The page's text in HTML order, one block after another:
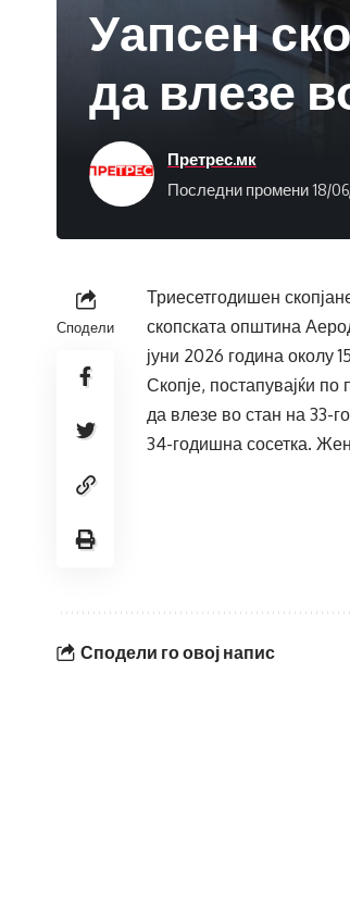
Уапсен
да влезе
Последни промени 18/
Претрес.мк
Сподели
Триесетгодишен
скопската општина
јуни 2026 година околу
Скопје, постапувајќи
да влезе во стан на 33-
34-годишна сосетка.
Сподели го овој напис